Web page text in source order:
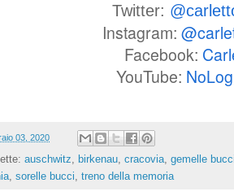
Twitter:
Instagram:
Facebook:
YouTube:
03, 2020
auschwitz, birkenau, cracovia, gemelle
, sorelle bucci, treno della memoria